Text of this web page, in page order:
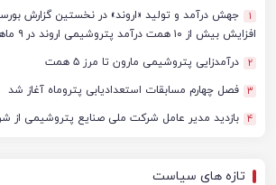
1
جهش درآمد و تولید «اروند» در نخستین گزارش
افزایش بیش از ۱۰ همت درآمد پتروشیمی اروند در ۹ ماهه ۱۴۰۴
2 درآمدزایی پتروشیمی مارون تا مرز ۵ همت
3 فصل چهارم مسابقات استعدادیابی پتروماه آغاز شد
4 بازدید مدیر عامل شرکت ملی صنایع پتروشیمی از
تازه های سیاست